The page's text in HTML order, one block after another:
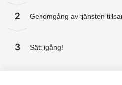
2 Genomgång av tjänsten
3 Sätt igång!